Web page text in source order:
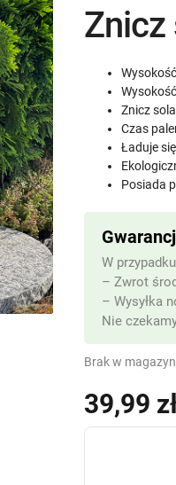
Znicz
39,99
Znicz
Czas
Ładuje
Posiada
Brak w
W
– Zwrot
– Wysyłka
Nie